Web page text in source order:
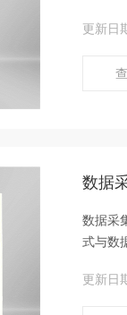
提升企
更新日
数据
数据采
式与数
更新日